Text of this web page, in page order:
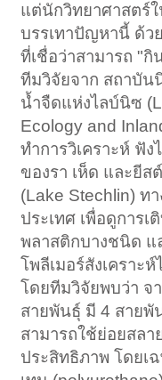
แต่นักวิทยาศาสตร์
บรรเทาปัญหานี้ ด้ว
ที่เชื่อว่าสามารถ "กิ
ทีมวิจัยจาก สถาบัน
น้ำจืดแห่งไลบ์นิซ
Ecology and
ทำการวิเคราะห์ ฟั
ของรา เห็ด และยีส
(Lake Stechlin) ท
ประเทศ เพื่อดูการ
พลาสติกบางชนิด แ
โพลีเมอร์สังเคราะห์
โดยทีมวิจัยพบว่า จ
สายพันธุ์ มี 4 สาย
สามารถใช้ย่อยสลา
ประสิทธิภาพ โดยเ